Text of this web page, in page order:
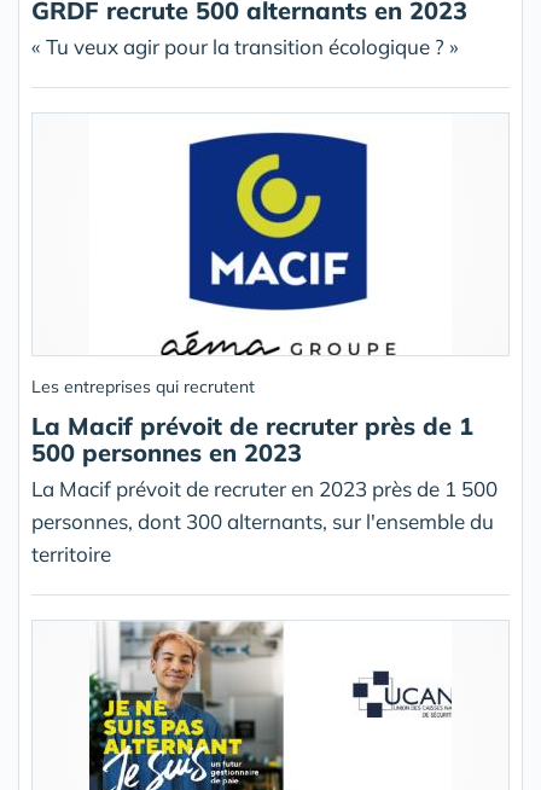
GRDF recrute 500 alternants en 2023
« Tu veux agir pour la transition écologique ? »
Les entreprises qui recrutent
La Macif prévoit de recruter près de 1
500 personnes en 2023
La Macif prévoit de recruter en 2023 près de 1 500
personnes, dont 300 alternants, sur l'ensemble du
territoire